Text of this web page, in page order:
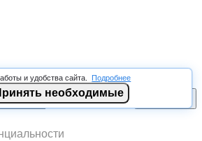
и удобства сайта. Подробнее
необходимые
- Оптовая продажа кабеля
7802877462, ОГРН